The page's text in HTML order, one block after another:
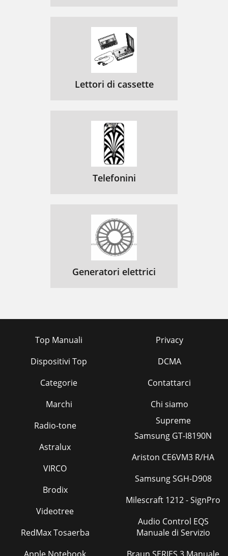
Lettori di cassette
Telefonini
Generatori elettrici
Top Manuali
Dispositivi Top
Categorie
Marchi
Privacy
DCMA
Contattarci
Chi siamo
Radio-tone
Astralux
VIRCO
Brodix
Videotree
RedMax Tosaerba
Supreme
Samsung GT-I8190N
Ariston CE6VM3 R/HA
Samsung SGH-D908
Milescraft 1212 - SignPro
Audio Control EQS
Manuale di Servizio